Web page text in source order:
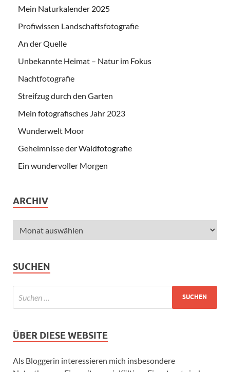
Mein Naturkalender 2025
Profiwissen Landschaftsfotografie
An der Quelle
Unbekannte Heimat – Natur im Fokus
Nachtfotografie
Streifzug durch den Garten
Mein fotografisches Jahr 2023
Wunderwelt Moor
Geheimnisse der Waldfotografie
Ein wundervoller Morgen
ARCHIV
SUCHEN
ÜBER DIESE WEBSITE
Als Bloggerin interessieren mich insbesondere